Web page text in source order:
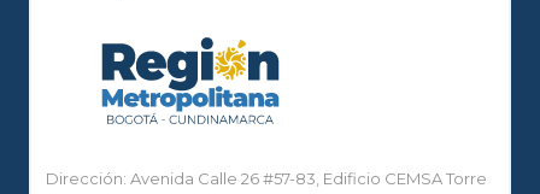
Dirección: Avenida Calle 26 #57-83, Edificio CEMSA Torre